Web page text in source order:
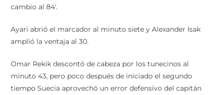
cambio al 84′.
Ayari abrió el marcador al minuto siete y Alexander Isak
amplió la ventaja al 30.
Omar Rekik descontó de cabeza por los tunecinos al
minuto 43, pero poco después de iniciado el segundo
tiempo Suecia aprovechó un error defensivo del capitán